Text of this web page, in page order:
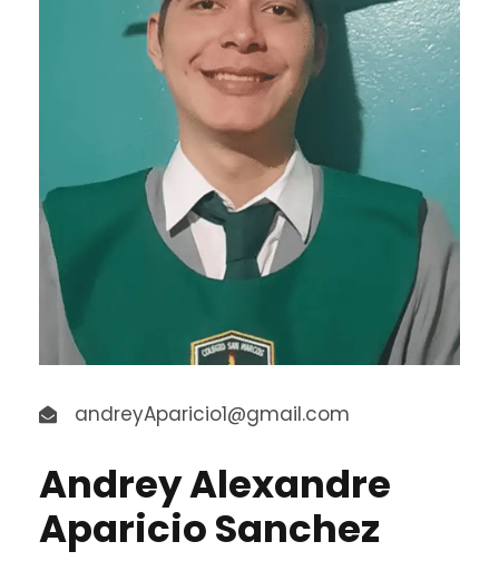
andreyAparicio1@gmail.com
Andrey Alexandre
Aparicio Sanchez